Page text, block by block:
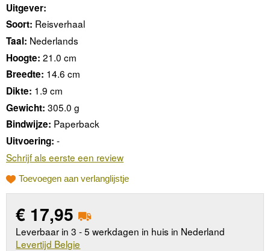
Uitgever:
Soort: Reisverhaal
Taal: Nederlands
Hoogte: 21.0 cm
Breedte: 14.6 cm
Dikte: 1.9 cm
Gewicht: 305.0 g
Bindwijze: Paperback
Uitvoering: -
Schrijf als eerste een review
Toevoegen aan verlanglijstje
€ 17,95
Leverbaar in 3 - 5 werkdagen in huis in Nederland
Levertijd Belgie